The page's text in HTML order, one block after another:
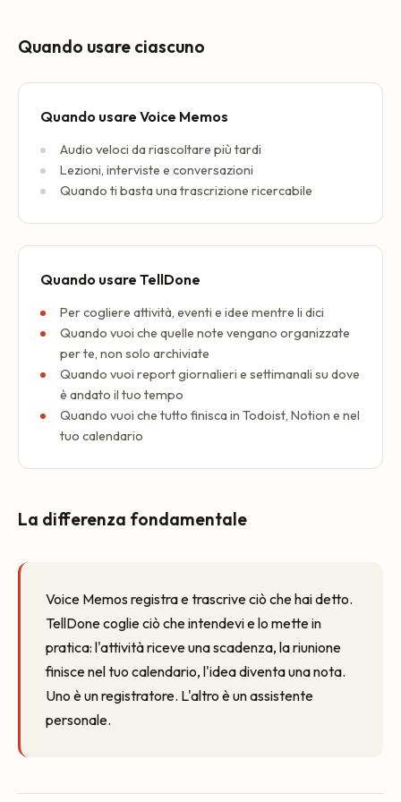
Quando usare ciascuno
Quando usare Voice Memos
Audio veloci da riascoltare più tardi
Lezioni, interviste e conversazioni
Quando ti basta una trascrizione ricercabile
Quando usare TellDone
Per cogliere attività, eventi e idee mentre li dici
Quando vuoi che quelle note vengano organizzate
per te, non solo archiviate
Quando vuoi report giornalieri e settimanali su dove
è andato il tuo tempo
Quando vuoi che tutto finisca in Todoist, Notion e nel
tuo calendario
La differenza fondamentale
Voice Memos registra e trascrive ciò che hai detto.
TellDone coglie ciò che intendevi e lo mette in
pratica: l'attività riceve una scadenza, la riunione
finisce nel tuo calendario, l'idea diventa una nota.
Uno è un registratore. L'altro è un assistente
personale.